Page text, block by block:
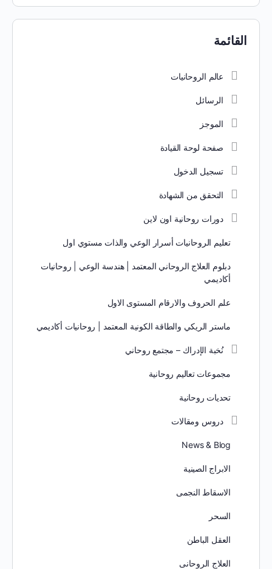
القائمة
عالم الروحانيات
الرسائل
الموجز
صفحة لوحة القيادة
تسجيل الدخول
التحقق من الشهادة
دورات روحانية اون لاين
تعليم الروحانيات أسرار الوعي والذات مستوي اول
دبلوم العلاج الروحاني المعتمد | هندسة الوعي | روحانيات
أكاديمي
علم الحروف والارقام المستوى الاول
ماستر الريكي والطاقة الكونية المعتمد | روحانيات أكاديمي
نُخبة الإدراك – مجتمع روحاني
مجموعات تعاليم روحانية
تحديات روحانية
دروس ومقالات
News & Blog
الابراج الصينية
الاسقاط النجمى
السحر
العقل الباطن
العلاج الروحانى